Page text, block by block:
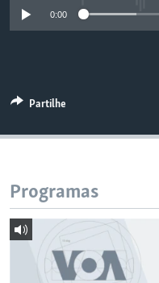
0:00
Partilhe
Programas